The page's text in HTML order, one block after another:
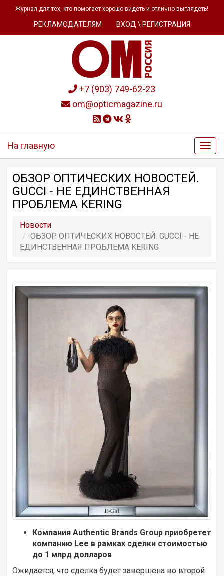
Журнал для тех, кто помогает хорошо видеть и отлично выглядеть!
РЕКЛАМОДАТЕЛЯМ ВХОД \ РЕГИСТРАЦИЯ
+7 (903) 749-62-23
om@opticmagazine.ru
На главную
ОБЗОР OПТИЧЕСКИХ НОВОСТЕЙ.
GUCCI - НЕ ЕДИНСТВЕННАЯ
ПРОБЛЕМА KERING
Новости
ОБЗОР OПТИЧЕСКИХ НОВОСТЕЙ. GUCCI - НЕ
ЕДИНСТВЕННАЯ ПРОБЛЕМА KERING
Компания Authentic Brands Group приобретет
компанию Lee в рамках сделки стоимостью
до 1 млрд долларов
Ожидается, что сделка будет завершена во второй